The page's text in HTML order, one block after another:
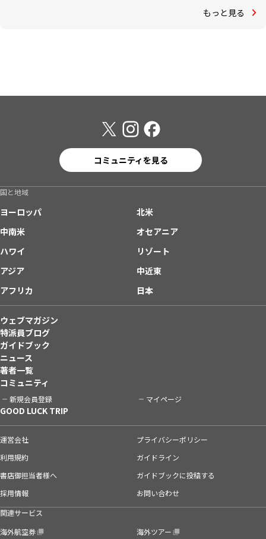
もっと見る
コミュニティを見る
国と地域
ヨーロッパ
北米
中南米
オセアニア
ハワイ
リゾート
アジア
中近東
アフリカ
日本
ウェブマガジン
特派員ブログ
ガイドブック
ニュース
著者一覧
コミュニティ
新規会員登録 マイページ
GOOD LUCK TRIP
運営会社
プライバシーポリシー
利用規約
ガイドライン
書店御担当者様へ
ガイドブックに投稿する
採用情報
お問い合わせ
関連サービス
海外航空券
海外ツアー